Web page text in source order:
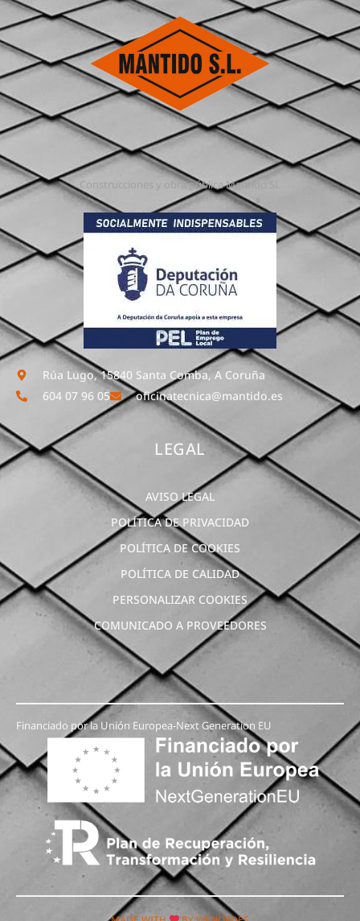
Construcciones y obra pública Mantido SL
Rúa Lugo, 15840 Santa Comba, A Coruña
604 07 96 05
oficinatecnica@mantido.es
LEGAL
AVISO LEGAL
POLÍTICA DE PRIVACIDAD
POLÍTICA DE COOKIES
POLÍTICA DE CALIDAD
PERSONALIZAR COOKIES
COMUNICADO A PROVEEDORES
Financiado por la Unión Europea-Next Generation EU